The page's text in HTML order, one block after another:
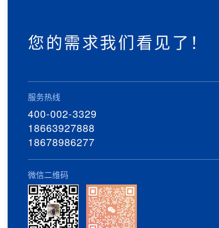
您的需求我们看见了！
服务热线
400-002-3329
18663927888
18678986277
微信二维码